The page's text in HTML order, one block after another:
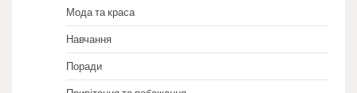
Мода та краса
Навчання
Поради